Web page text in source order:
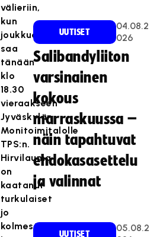
välieriin,
kun
joukkue
saa
tänään
klo
18.30
vieraakseen
Jyväskylän
Monitoimitalolle
TPS:n.
Hirvilauma
on
kaatanut
turkulaiset
jo
kolmesti,
UUTISET
04.08.2
026
Salibandyliiton
varsinainen
kokous
marraskuussa –
näin tapahtuvat
ehdokasasettelu
ja valinnat
UUTISET
05.08.2